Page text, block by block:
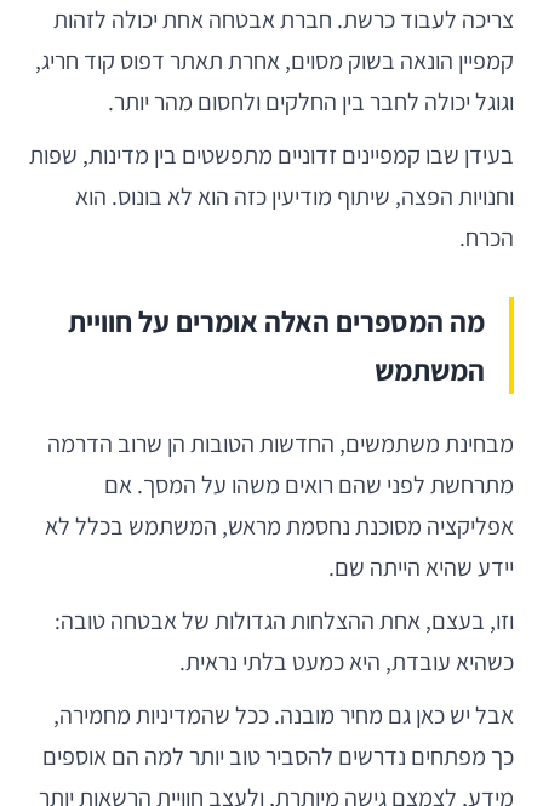
צריכה לעבוד כרשת. חברת אבטחה אחת יכולה לזהות
קמפיין הונאה בשוק מסוים, אחרת תאתר דפוס קוד חריג,
וגוגל יכולה לחבר בין החלקים ולחסום מהר יותר.
בעידן שבו קמפיינים זדוניים מתפשטים בין מדינות, שפות
וחנויות הפצה, שיתוף מודיעין כזה הוא לא בונוס. הוא
הכרח.
מה המספרים האלה אומרים על חוויית
המשתמש
מבחינת משתמשים, החדשות הטובות הן שרוב הדרמה
מתרחשת לפני שהם רואים משהו על המסך. אם
אפליקציה מסוכנת נחסמת מראש, המשתמש בכלל לא
יידע שהיא הייתה שם.
וזו, בעצם, אחת ההצלחות הגדולות של אבטחה טובה:
כשהיא עובדת, היא כמעט בלתי נראית.
אבל יש כאן גם מחיר מובנה. ככל שהמדיניות מחמירה,
כך מפתחים נדרשים להסביר טוב יותר למה הם אוספים
מידע, לצמצם גישה מיותרת, ולעצב חוויית הרשאות יותר